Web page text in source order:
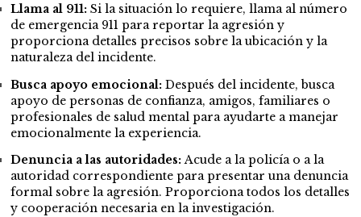
Llama al 911: Si la situación lo requiere, llama al número
de emergencia 911 para reportar la agresión y
proporciona detalles precisos sobre la ubicación y la
naturaleza del incidente.
Busca apoyo emocional: Después del incidente, busca
apoyo de personas de confianza, amigos, familiares o
profesionales de salud mental para ayudarte a manejar
emocionalmente la experiencia.
Denuncia a las autoridades:Acude a la policía o a la
autoridad correspondiente para presentar una denuncia
formal sobre la agresión. Proporciona todos los detalles
y cooperación necesaria en la investigación.